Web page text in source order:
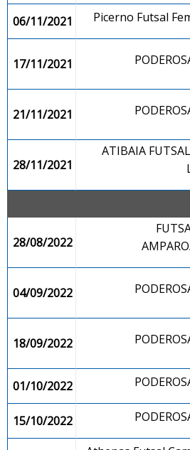
06/11/2021 Picerno Futsal
17/11/2021
21/11/2021
28/11/2021
ATIBAIA
28/08/2022
04/09/2022
18/09/2022
01/10/2022
15/10/2022